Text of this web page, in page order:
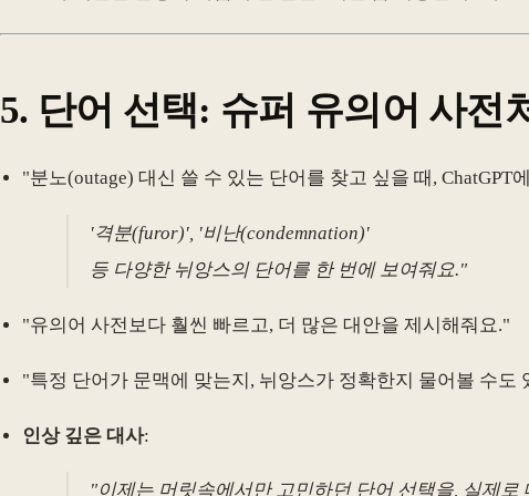
5. 단어 선택: 슈퍼 유의어 사전
"분노(outage) 대신 쓸 수 있는 단어를 찾고 싶을 때, ChatGPT
'격분(furor)', '비난(condemnation)'
등 다양한 뉘앙스의 단어를 한 번에 보여줘요."
"유의어 사전보다 훨씬 빠르고, 더 많은 대안을 제시해줘요."
"특정 단어가 문맥에 맞는지, 뉘앙스가 정확한지 물어볼 수도
인상 깊은 대사:
"이제는 머릿속에서만 고민하던 단어 선택을, 실제